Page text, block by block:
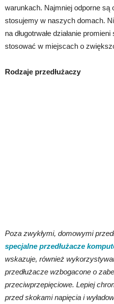
warunkach. Najmniej odporne są
stosujemy w naszych domach.
na długotrwałe działanie
stosować w miejscach o
Rodzaje przedłużaczy
Poza zwykłymi, domowymi
specjalne przedłużacze
wskazuje, również
przedłużacze wzbogacone o
przeciwprzepięciowe. Lepiej
przed skokami napięcia i